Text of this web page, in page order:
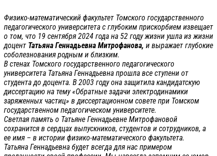
Физико-математический факультет Томского государственного
педагогического университета с глубоким прискорбием извещает
о том, что 19 сентября 2024 года на 52 году жизни ушла из жизни
доцент Татьяна Геннадьевна Митрофанова, и выражает глубокие
соболезнования родным и близким.
В стенах Томского государственного педагогического
университета Татьяна Геннадьевна прошла все ступени от
студента до доцента. В 2003 году она защитила кандидатскую
диссертацию на тему «Обратные задачи электродинамики
заряженных частиц» в диссертационном совете при Томском
государственном педагогическом университете.
Светлая память о Татьяне Геннадьевне Митрофановой
сохранится в сердцах выпускников, студентов и сотрудников, а
ее имя – в истории физико-математического факультета.
Татьяна Геннадьевна будет всегда для нас примером